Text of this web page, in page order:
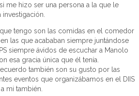
me hizo ser una persona a la que le
tengo son las comidas en el comedor
las que acababan siempre juntándose
siempre ávidos de escuchar a Manolo
esa gracia única que él tenía.
también son su gusto por las
eventos que organizábamos en el DIIS
mi también.